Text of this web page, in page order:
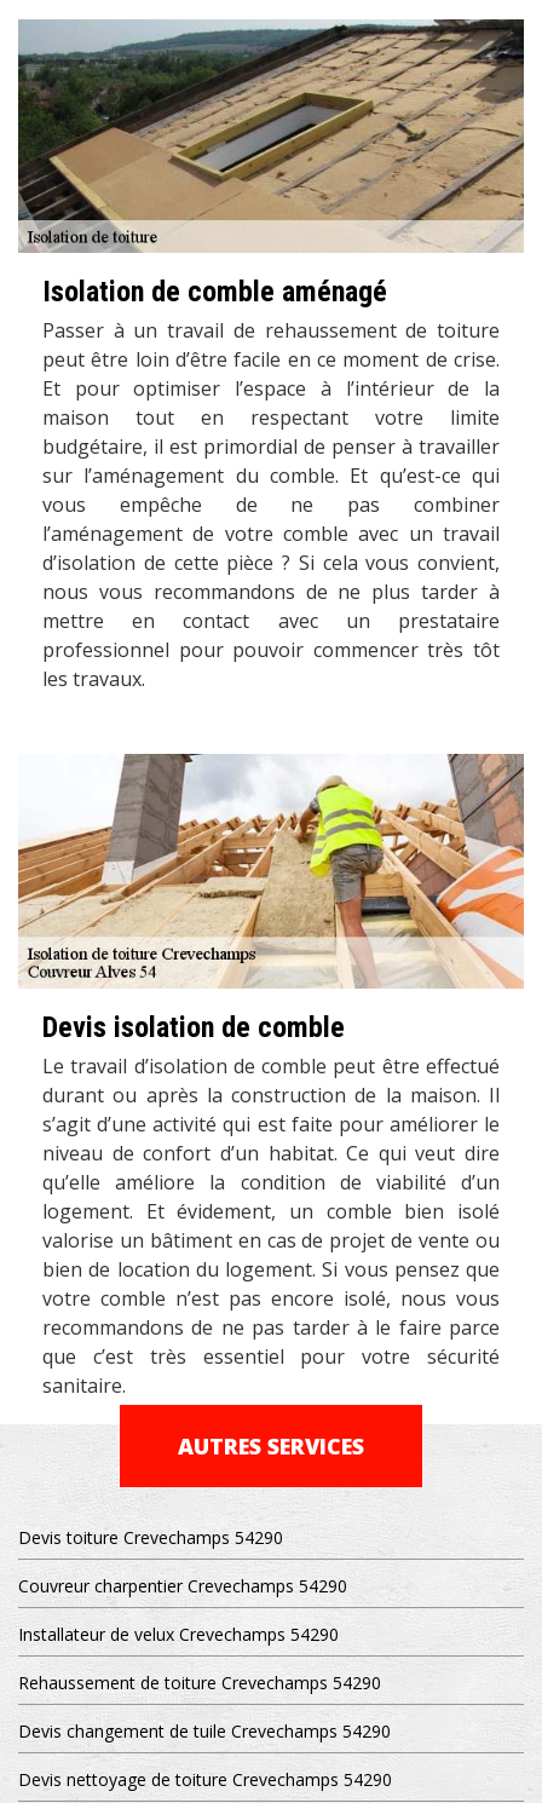
Isolation de comble aménagé
Passer à un travail de rehaussement de toiture
peut être loin d’être facile en ce moment de crise.
Et pour optimiser l’espace à l’intérieur de la
maison tout en respectant votre limite
budgétaire, il est primordial de penser à travailler
sur l’aménagement du comble. Et qu’est-ce qui
vous empêche de ne pas combiner
l’aménagement de votre comble avec un travail
d’isolation de cette pièce ? Si cela vous convient,
nous vous recommandons de ne plus tarder à
mettre en contact avec un prestataire
professionnel pour pouvoir commencer très tôt
les travaux.
Devis isolation de comble
Le travail d’isolation de comble peut être effectué
durant ou après la construction de la maison. Il
s’agit d’une activité qui est faite pour améliorer le
niveau de confort d’un habitat. Ce qui veut dire
qu’elle améliore la condition de viabilité d’un
logement. Et évidement, un comble bien isolé
valorise un bâtiment en cas de projet de vente ou
bien de location du logement. Si vous pensez que
votre comble n’est pas encore isolé, nous vous
recommandons de ne pas tarder à le faire parce
que c’est très essentiel pour votre sécurité
sanitaire.
AUTRES SERVICES
Devis toiture Crevechamps 54290
Couvreur charpentier Crevechamps 54290
Installateur de velux Crevechamps 54290
Rehaussement de toiture Crevechamps 54290
Devis changement de tuile Crevechamps 54290
Devis nettoyage de toiture Crevechamps 54290